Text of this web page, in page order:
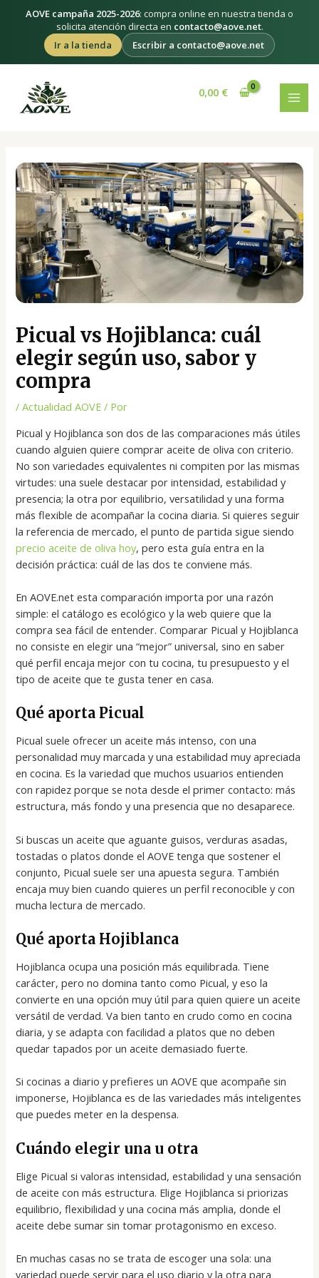
AOVE campaña 2025-2026: compra online en nuestra tienda o
solicita atención directa en contacto@aove.net.
Ir a la tienda
Escribir a contacto@aove.net
contenido
0,00 €
Picual vs Hojiblanca: cuál
elegir según uso, sabor y
compra
/Actualidad AOVE / Por
Picual y Hojiblanca son dos de las comparaciones más útiles
cuando alguien quiere comprar aceite de oliva con criterio.
No son variedades equivalentes ni compiten por las mismas
virtudes: una suele destacar por intensidad, estabilidad y
presencia; la otra por equilibrio, versatilidad y una forma
más flexible de acompañar la cocina diaria. Si quieres seguir
la referencia de mercado, el punto de partida sigue siendo
precio aceite de oliva hoy, pero esta guía entra en la
decisión práctica: cuál de las dos te conviene más.
En AOVE.net esta comparación importa por una razón
simple: el catálogo es ecológico y la web quiere que la
compra sea fácil de entender. Comparar Picual y Hojiblanca
no consiste en elegir una “mejor” universal, sino en saber
qué perfil encaja mejor con tu cocina, tu presupuesto y el
tipo de aceite que te gusta tener en casa.
Qué aporta Picual
Picual suele ofrecer un aceite más intenso, con una
personalidad muy marcada y una estabilidad muy apreciada
en cocina. Es la variedad que muchos usuarios entienden
con rapidez porque se nota desde el primer contacto: más
estructura, más fondo y una presencia que no desaparece.
Si buscas un aceite que aguante guisos, verduras asadas,
tostadas o platos donde el AOVE tenga que sostener el
conjunto, Picual suele ser una apuesta segura. También
encaja muy bien cuando quieres un perfil reconocible y con
mucha lectura de mercado.
Qué aporta Hojiblanca
Hojiblanca ocupa una posición más equilibrada. Tiene
carácter, pero no domina tanto como Picual, y eso la
convierte en una opción muy útil para quien quiere un aceite
versátil de verdad. Va bien tanto en crudo como en cocina
diaria, y se adapta con facilidad a platos que no deben
quedar tapados por un aceite demasiado fuerte.
Si cocinas a diario y prefieres un AOVE que acompañe sin
imponerse, Hojiblanca es de las variedades más inteligentes
que puedes meter en la despensa.
Cuándo elegir una u otra
Elige Picual si valoras intensidad, estabilidad y una sensación
de aceite con más estructura. Elige Hojiblanca si priorizas
equilibrio, flexibilidad y una cocina más amplia, donde el
aceite debe sumar sin tomar protagonismo en exceso.
En muchas casas no se trata de escoger una sola: una
variedad puede servir para el uso diario y la otra para
de
entradas